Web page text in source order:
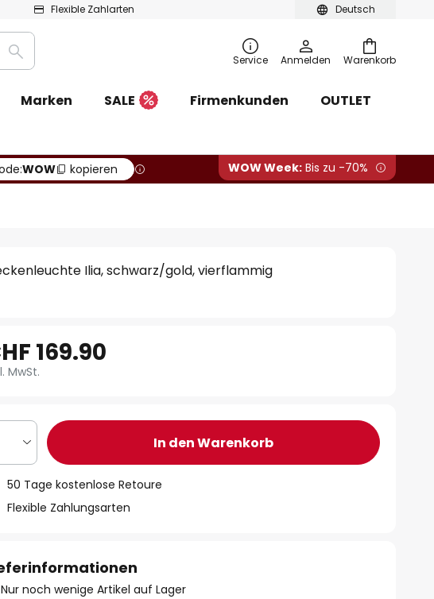
Deutsch
Flexible Zahlarten
Warenkorb
Suche Service Anmelden
Marken SALE Firmenkunden
OUTLET
WOW kopieren WOW Week: Bis zu -70%
Ilia, schwarz/gold, vierflammig
169.90
MwSt.
In den Warenkorb
50 Tage kostenlose Retoure
Flexible Zahlungsarten
Nur noch wenige Artikel auf Lager